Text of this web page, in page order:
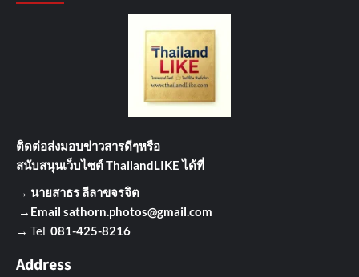
ติดต่อส่งมอบข่าวสารดีๆหรือ
สนับสนุนเว็บไซต์ ThailandLIKE ได้ที่
→ นายสาธร ลีลาขจรจิต
→Email sathorn.photos@gmail.com
→ Tel 081-425-8216
Address